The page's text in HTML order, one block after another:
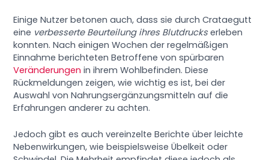
Einige Nutzer betonen auch, dass sie durch Crataegutt
eine verbesserte Beurteilung ihres Blutdruckserleben
konnten. Nach einigen Wochen der regelmäßigen
Einnahme berichteten Betroffene von spürbaren
Veränderungen in ihrem Wohlbefinden. Diese
Rückmeldungen zeigen, wie wichtig es ist, bei der
Auswahl von Nahrungsergänzungsmitteln auf die
Erfahrungen anderer zu achten.
Jedoch gibt es auch vereinzelte Berichte über leichte
Nebenwirkungen, wie beispielsweise Übelkeit oder